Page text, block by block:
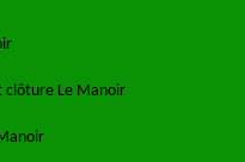
clôture Le Manoir